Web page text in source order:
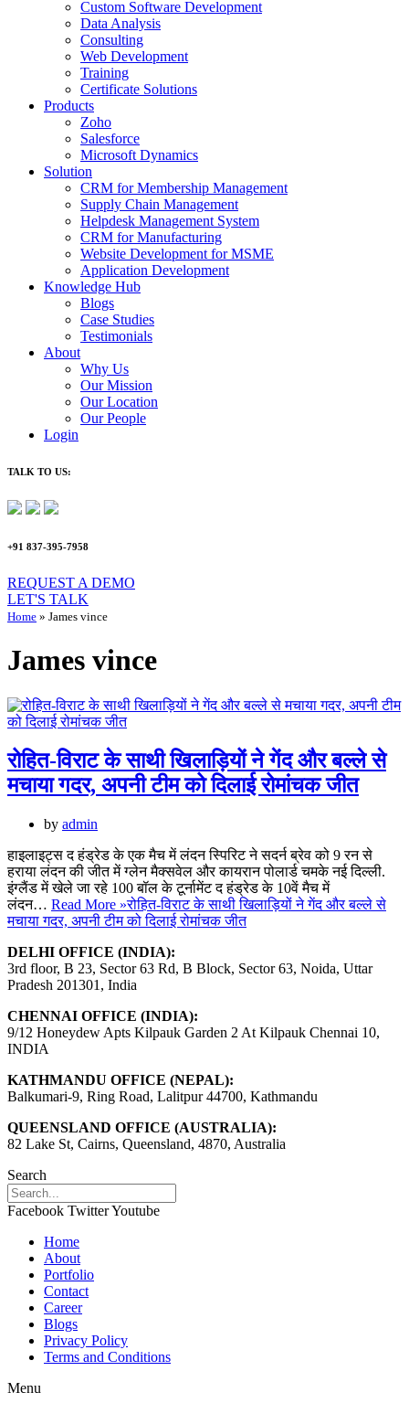
Custom Software Development
Data Analysis
Consulting
Web Development
Training
Certificate Solutions
Products
Zoho
Salesforce
Microsoft Dynamics
Solution
CRM for Membership Management
Supply Chain Management
Helpdesk Management System
CRM for Manufacturing
Website Development for MSME
Application Development
Knowledge Hub
Blogs
Case Studies
Testimonials
About
Why Us
Our Mission
Our Location
Our People
Login
TALK TO US:
+91 837-395-7958
REQUEST A DEMO​
LET'S TALK
Home » James vince
James vince
रोहित-विराट के साथी खिलाड़ियों ने गेंद और बल्ले से
मचाया गदर, अपनी टीम को दिलाई रोमांचक जीत
by admin
हाइलाइट्स द हंड्रेड के एक मैच में लंदन स्पिरिट ने सदर्न ब्रेव को 9 रन से
हराया लंदन की जीत में ग्लेन मैक्सवेल और कायरान पोलार्ड चमके नई दिल्ली.
इंग्लैंड में खेले जा रहे 100 बॉल के टूर्नामेंट द हंड्रेड के 10वें मैच में
लंदन… Read More »रोहित-विराट के साथी खिलाड़ियों ने गेंद और बल्ले से
मचाया गदर, अपनी टीम को दिलाई रोमांचक जीत
DELHI OFFICE (INDIA):
3rd floor, B 23, Sector 63 Rd, B Block, Sector 63, Noida, Uttar
Pradesh 201301, India
CHENNAI OFFICE (INDIA):
9/12 Honeydew Apts Kilpauk Garden 2 At Kilpauk Chennai 10,
INDIA
KATHMANDU OFFICE (NEPAL):
Balkumari-9, Ring Road, Lalitpur 44700, Kathmandu
QUEENSLAND OFFICE (AUSTRALIA):
82 Lake St, Cairns, Queensland, 4870, Australia
Search
Facebook TwitterYoutube
Home
About
Portfolio
Contact
Career
Blogs
Privacy Policy
Terms and Conditions
Menu